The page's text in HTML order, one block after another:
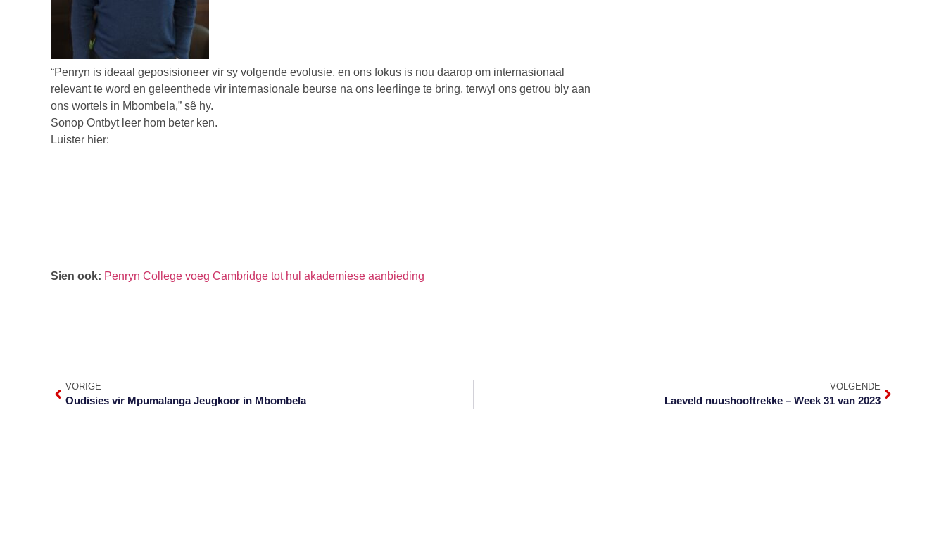
“Penryn is ideaal geposisioneer vir sy volgende evolusie, en ons fokus is nou daarop om internasionaal
relevant te word en geleenthede vir internasionale beurse na ons leerlinge te bring, terwyl ons getrou bly aan
ons wortels in Mbombela,” sê hy.
Sonop Ontbyt leer hom beter ken.
Luister hier:
Sien ook: Penryn College voeg Cambridge tot hul akademiese aanbieding
VORIGE
Oudisies vir Mpumalanga Jeugkoor in Mbombela
VOLGENDE
Laeveld nuushooftrekke – Week 31 van 2023